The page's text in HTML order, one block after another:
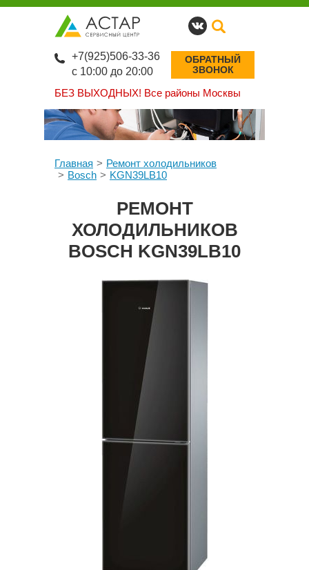
БЕЗ ВЫХОДНЫХ! Все районы Москвы
+7(925)506-33-36
с 10:00 до 20:00
ОБРАТНЫЙ
ЗВОНОК
Главная
Ремонт холодильников
Bosch
KGN39LB10
РЕМОНТ
ХОЛОДИЛЬНИКОВ
BOSCH KGN39LB10